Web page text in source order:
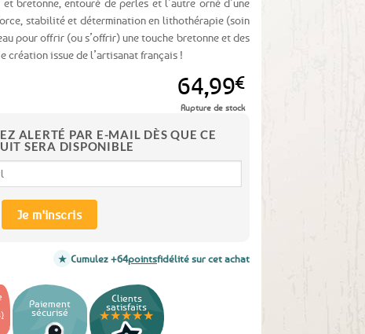
bretonne, entouré de perles et l’autre orné d’une
stabilité et détermination en lithothérapie (soin
pour offrir (ou s’offrir) une touche bretonne et des
création issue de l’artisanat français !
64,99€
Rupture de stock
ALERTÉ PAR E-MAIL DÈS QUE CE
SERA DISPONIBLE
Je m'inscris
Cumulez +64pointsfidélité sur cet achat
Paiement
sécurisé
Clients
satisfaits
★★★★★